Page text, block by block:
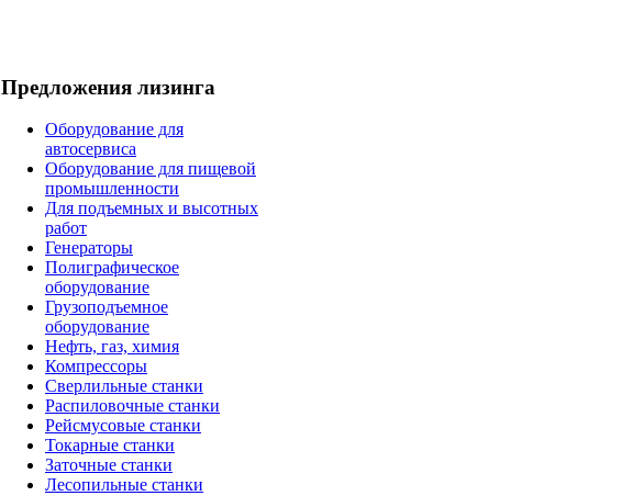
Предложения лизинга
Оборудование для
автосервиса
Оборудование для пищевой
промышленности
Для подъемных и высотных
работ
Генераторы
Полиграфическое
оборудование
Грузоподъемное
оборудование
Нефть, газ, химия
Компрессоры
Сверлильные станки
Распиловочные станки
Рейсмусовые станки
Токарные станки
Заточные станки
Лесопильные станки